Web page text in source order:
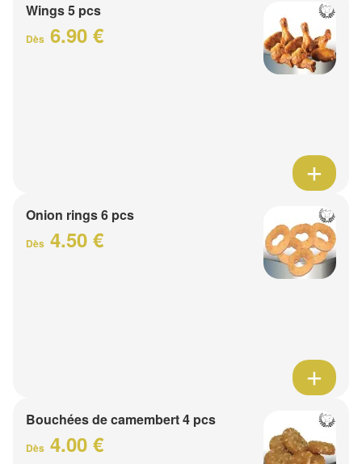
Wings 5 pcs
Dès 6.90 €
Onion rings 6 pcs
Dès 4.50 €
Bouchées de camembert 4 pcs
Dès 4.00 €